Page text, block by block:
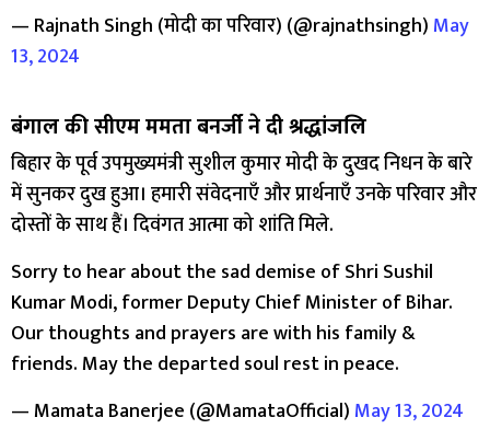
— Rajnath Singh (मोदी का परिवार) (@rajnathsingh) May
13, 2024
बंगाल की सीएम ममता बनर्जी ने दी श्रद्धांजलि
बिहार के पूर्व उपमुख्यमंत्री सुशील कुमार मोदी के दुखद निधन के बारे
में सुनकर दुख हुआ। हमारी संवेदनाएँ और प्रार्थनाएँ उनके परिवार और
दोस्तों के साथ हैं। दिवंगत आत्मा को शांति मिले.
Sorry to hear about the sad demise of Shri Sushil
Kumar Modi, former Deputy Chief Minister of Bihar.
Our thoughts and prayers are with his family &
friends. May the departed soul rest in peace.
— Mamata Banerjee (@MamataOfficial) May 13, 2024